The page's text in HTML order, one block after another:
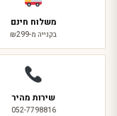
משלוח חינם
בקנייה מ-₪299
שירות מהיר
052-7798816